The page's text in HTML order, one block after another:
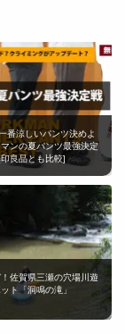
番涼しいパンツ決めよ
ンの夏パンツ最強決定
良品とも比較]
佐賀県三瀬の穴場川遊
ト「洞鳴の滝」